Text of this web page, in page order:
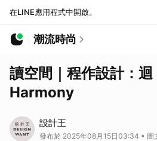
在LINE應用程式中開啟。
潮流時尚
讀空間｜程作設計：
Harmony
設計王
發布於 2025年08月15日03:34 • 圖